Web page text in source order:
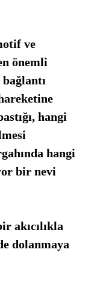
ve
önemli
hangi
hangi
bir nevi
akıcılıkla
dolanmaya